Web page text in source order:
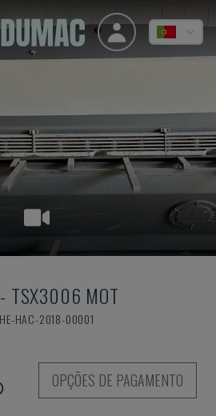
- TSX3006 MOT
HAC-2018-00001
OPÇÕES DE PAGAMENTO